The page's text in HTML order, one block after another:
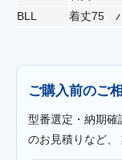
BLL
着丈75
ご購入前のご
型番選定・納期確
のお見積りなど、